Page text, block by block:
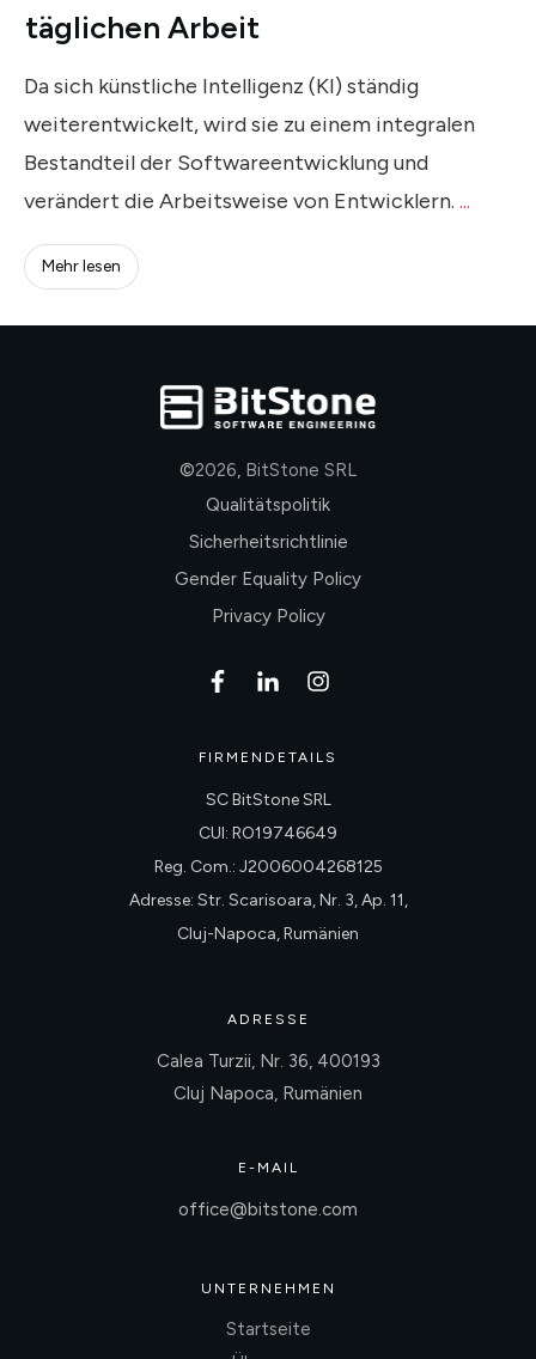
täglichen Arbeit
Da sich künstliche Intelligenz (KI) ständig
weiterentwickelt, wird sie zu einem integralen
Bestandteil der Softwareentwicklung und
verändert die Arbeitsweise von Entwicklern. ...
Mehr lesen
©2026, BitStone SRL
Qualitätspolitik
Sicherheitsrichtlinie
Gender Equality Policy
Privacy Policy
FIRMENDETAILS
SC BitStone SRL
CUI: RO19746649
Reg. Com.: J2006004268125
Adresse: Str. Scarisoara, Nr. 3, Ap. 11,
Cluj-Napoca, Rumänien
ADRESSE
Calea Turzii, Nr. 36, 400193
Cluj Napoca, Rumänien
E-MAIL
office@bitstone.com
UNTERNEHMEN
Startseite